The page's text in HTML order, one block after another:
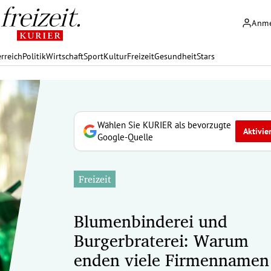
PolitikWirtschaftSportKulturFreizeitGesundheitStars
Wählen Sie KURIER als bevorzugte
Google-Quelle
Freizeit
Blumenbinderei und
Burgerbraterei: Warum
enden viele Firmennamen